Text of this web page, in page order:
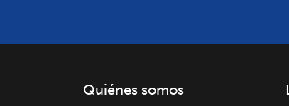
Quiénes somos